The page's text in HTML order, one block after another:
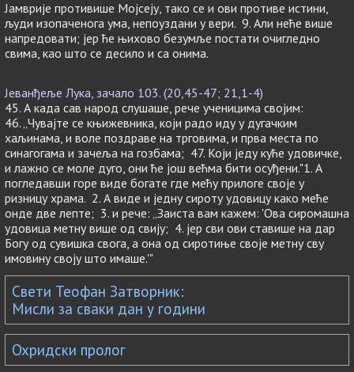
Јамврије противише Мојсеју, тако се и ови противе истини,
људи изопаченога ума, непоуздани у вери. 9. Али неће више
напредовати; јер ће њихово безумље постати очигледно
свима, као што се десило и са онима.
Јеванђеље Лука, зачало 103. (20,45-47; 21,1-4)
45. А када сав народ слушаше, рече ученицима својим:
46. „Чувајте се књижевника, који радо иду у дугачким
хаљинама, и воле поздраве на трговима, и прва места по
синагогама и зачеља на гозбама; 47. Који једу куће удовичке,
и лажно се моле дуго, они ће још већма бити осуђени."1. А
погледавши горе виде богате где мећу прилоге своје у
ризницу храма. 2. А виде и једну сироту удовицу како меће
онде две лепте; 3. и рече: „Заиста вам кажем: 'Ова сиромашна
удовица метну више од свију; 4. јер сви ови ставише на дар
Богу од сувишка свога, а она од сиротиње своје метну сву
имовину своју што имаше.'"
Свети Теофан Затворник:
Мисли за сваки дан у години
Охридски пролог